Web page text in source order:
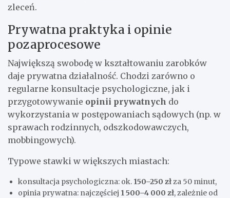
zleceń.
Prywatna praktyka i opinie
pozaprocesowe
Największą swobodę w kształtowaniu zarobków
daje prywatna działalność. Chodzi zarówno o
regularne konsultacje psychologiczne, jak i
przygotowywanie opinii prywatnych do
wykorzystania w postępowaniach sądowych (np. w
sprawach rodzinnych, odszkodowawczych,
mobbingowych).
Typowe stawki w większych miastach:
konsultacja psychologiczna: ok. 150–250 złza 50 minut,
opinia prywatna: najczęściej 1 500–4 000 zł, zależnie od